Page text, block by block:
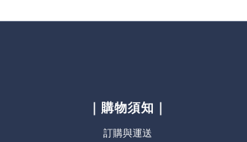
｜購物須知｜
訂購與運送